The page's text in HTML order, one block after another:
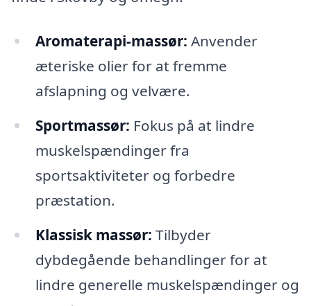
Aromaterapi-massør: Anvender
æteriske olier for at fremme
afslapning og velvære.
Sportmassør: Fokus på at lindre
muskelspændinger fra
sportsaktiviteter og forbedre
præstation.
Klassisk massør: Tilbyder
dybdegående behandlinger for at
lindre generelle muskelspændinger og